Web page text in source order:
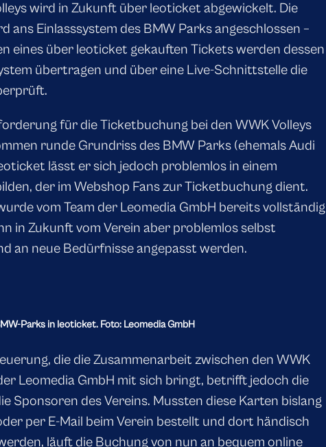
wird in Zukunft über leoticket abgewickelt. Die
ans Einlasssystem des BMW Parks angeschlossen –
eines über leoticket gekauften Tickets werden dessen
übertragen und über eine Live-Schnittstelle die
für die Ticketbuchung bei den WWK Volleys
runde Grundriss des BMW Parks (ehemals Audi
lässt er sich jedoch problemlos in einem
der im Webshop Fans zur Ticketbuchung dient.
vom Team der Leomedia GmbH bereits vollständig
in Zukunft vom Verein aber problemlos selbst
an neue Bedürfnisse angepasst werden.
Parks in leoticket. Foto: Leomedia GmbH
die die Zusammenarbeit zwischen den WWK
Leomedia GmbH mit sich bringt, betrifft jedoch die
Sponsoren des Vereins. Mussten diese Karten bislang
per E-Mail beim Verein bestellt und dort händisch
läuft die Buchung von nun an bequem online